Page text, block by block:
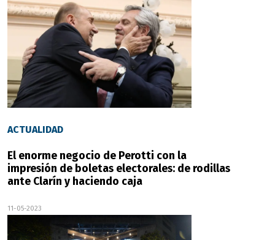
ACTUALIDAD
El enorme negocio de Perotti con la
impresión de boletas electorales: de rodillas
ante Clarín y haciendo caja
11-05-2023